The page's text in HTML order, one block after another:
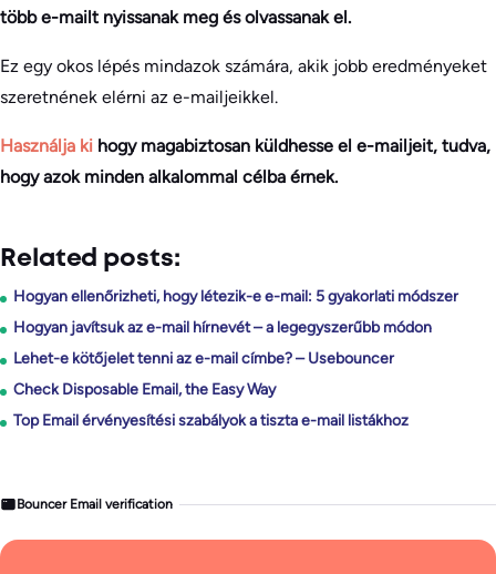
több e-mailt nyissanak meg és olvassanak el.
Ez egy okos lépés mindazok számára, akik jobb eredményeket
szeretnének elérni az e-mailjeikkel.
Használja ki hogy magabiztosan küldhesse el e-mailjeit, tudva,
hogy azok minden alkalommal célba érnek.
Related posts:
Hogyan ellenőrizheti, hogy létezik-e e-mail: 5 gyakorlati módszer
Hogyan javítsuk az e-mail hírnevét – a legegyszerűbb módon
Lehet-e kötőjelet tenni az e-mail címbe? – Usebouncer
Check Disposable Email, the Easy Way
Top Email érvényesítési szabályok a tiszta e-mail listákhoz
Bouncer Email verification